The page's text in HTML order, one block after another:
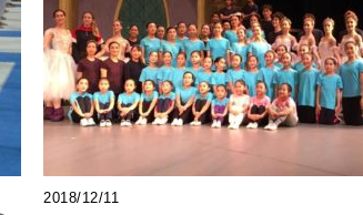
2018/12/11